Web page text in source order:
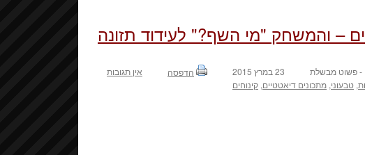
– והמשחק "מי השף?" לעידוד תזונה
אין תגובות הדפסה 23 במרץ 2015
- פשוט מבשלת
, טבעוני, מתכונים דיאטטיים, קינוחים